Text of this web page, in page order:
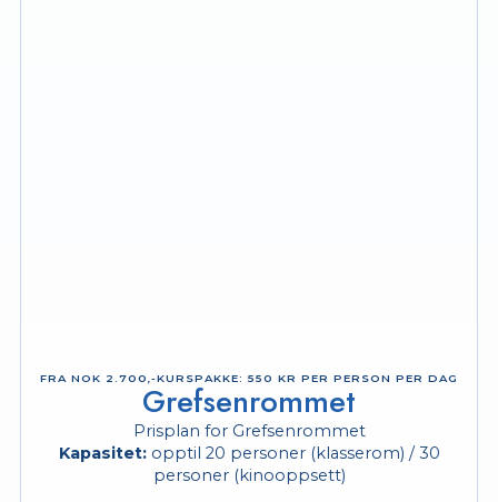
FRA NOK 2.700,-KURS­PAKKE: 550 KR PER PERSON PER DAG
Grefsenrommet
Prisplan for Grefsenrommet
Kapasitet: opptil 20 personer (klasserom) / 30
personer (kinooppsett)